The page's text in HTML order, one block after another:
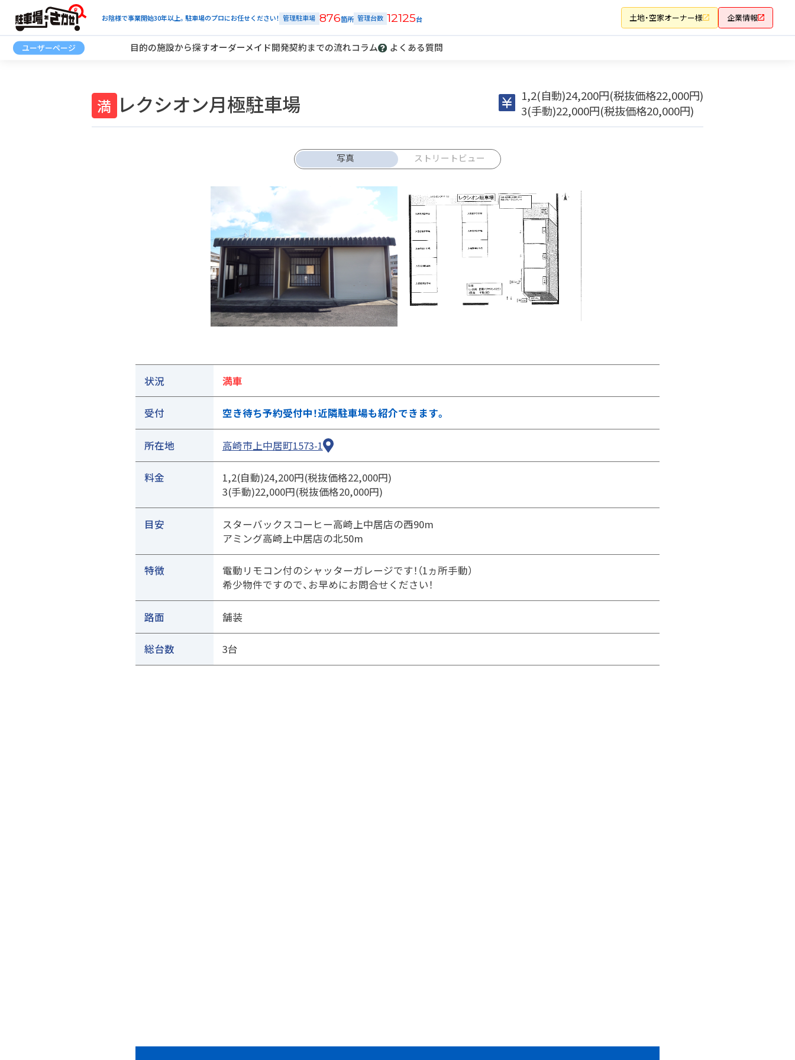
目的の施設から探すオーダーメイド開発契約までの流れコラム よくある質問
お陰様で事業開始30年以上。駐車場のプロにお任せください！ 管理駐車場 876 管理台数 12125 土地・空家オーナー様 企業情報
レクシオン月極駐車場
1,2(自動)24,200円(税抜価格22,000円)
3(手動)22,000円(税抜価格20,000円)
写真 ストリートビュー
状況 満車
受付 空き待ち予約受付中！近隣駐車場も紹介できます。
所在地 高崎市上中居町1573-1
料金
1,2(自動)24,200円(税抜価格22,000円)
3(手動)22,000円(税抜価格20,000円)
目安
スターバックスコーヒー高崎上中居店の西90m
アミング高崎上中居店の北50m
特徴
電動リモコン付のシャッターガレージです！（1ヵ所手動）
希少物件ですので、お早めにお問合せください！
路面 舗装
総台数 3台
ご契約中の駐車場ページのボタン
①ご契約中の駐車場の詳細ページを開きます ②ページ中ほどの各種ボタンを押します ③専用フォームに必要事項を入力し、送信